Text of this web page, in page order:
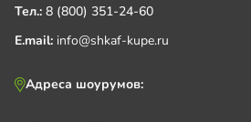
Тел.: 8 (800) 351-24-60
E.mail: info@shkaf-kupe.ru
Адреса шоурумов: